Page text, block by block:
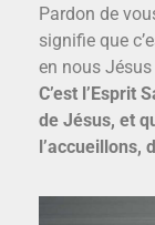
Pardon de
signifie que
en nous
C’est l’Esprit
de Jésus, et
l’accueillons,